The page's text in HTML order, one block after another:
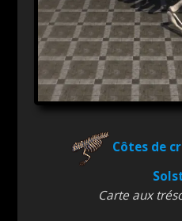
Côtes de
Carte aux